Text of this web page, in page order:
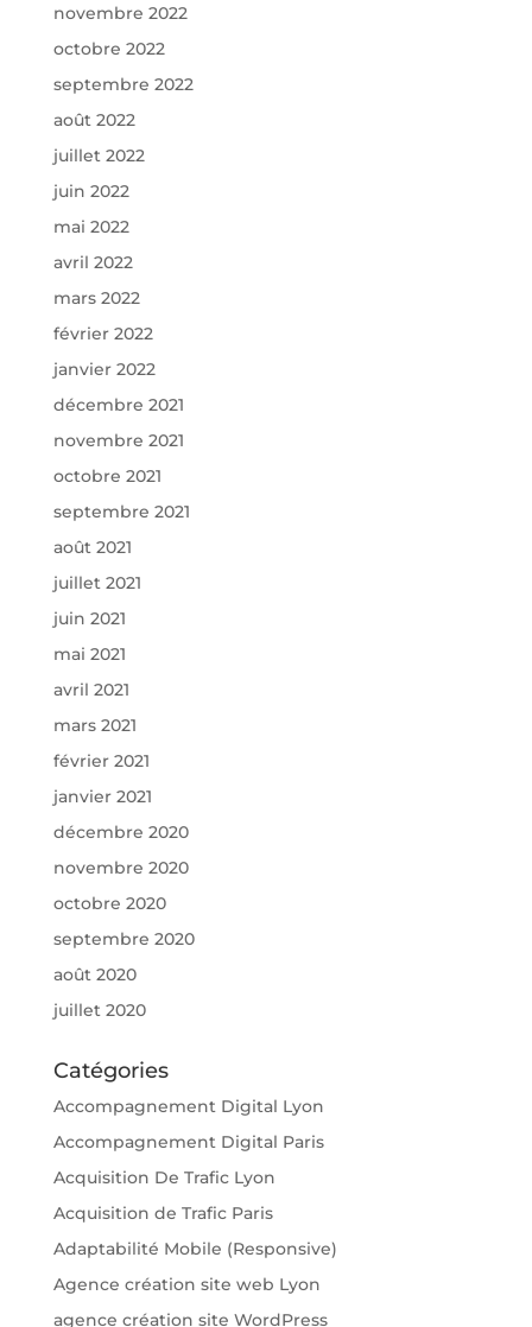
novembre 2022
octobre 2022
septembre 2022
août 2022
juillet 2022
juin 2022
mai 2022
avril 2022
mars 2022
février 2022
janvier 2022
décembre 2021
novembre 2021
octobre 2021
septembre 2021
août 2021
juillet 2021
juin 2021
mai 2021
avril 2021
mars 2021
février 2021
janvier 2021
décembre 2020
novembre 2020
octobre 2020
septembre 2020
août 2020
juillet 2020
Catégories
Accompagnement Digital Lyon
Accompagnement Digital Paris
Acquisition De Trafic Lyon
Acquisition de Trafic Paris
Adaptabilité Mobile (Responsive)
Agence création site web Lyon
agence création site WordPress